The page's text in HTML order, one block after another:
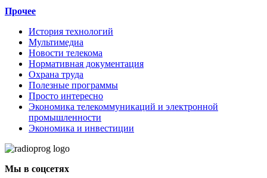
Прочее
История технологий
Мультимедиа
Новости телекома
Нормативная документация
Охрана труда
Полезные программы
Просто интересно
Экономика телекоммуникаций и электронной
промышленности
Экономика и инвестиции
Мы в соцсетях